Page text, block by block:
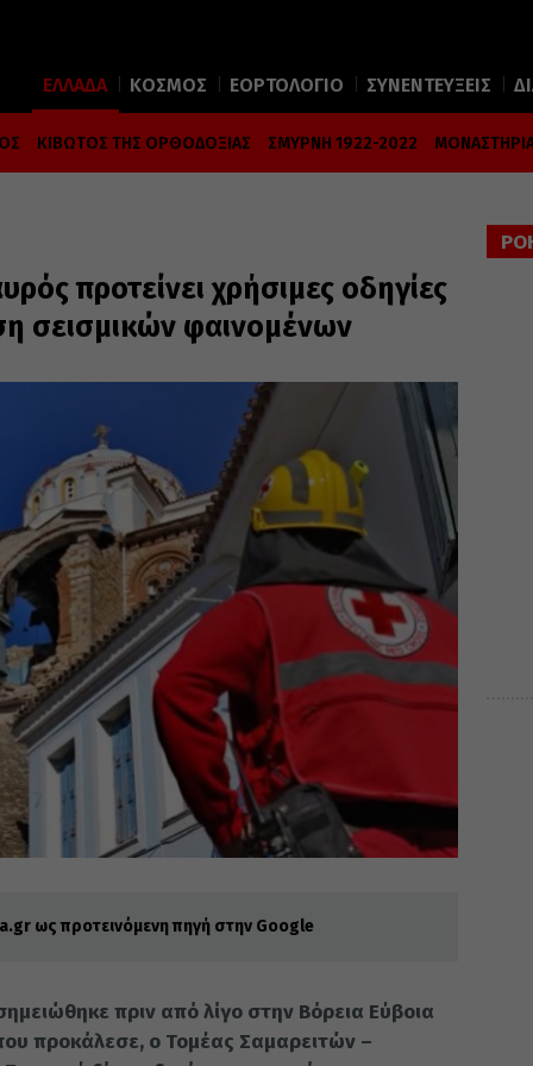
ΕΛΛΑΔΑ ΚΟΣΜΟΣ ΕΟΡΤΟΛΟΓΙΟ ΣΥΝΕΝΤΕΥΞΕΙΣ
ΚΙΒΩΤΟΣ ΤΗΣ ΟΡΘΟΔΟΞΙΑΣ ΣΜΥΡΝΗ 1922-2022
προτείνει χρήσιμες οδηγίες
σεισμικών φαινομένων
ως προτεινόμενη πηγή στην Google
πριν από λίγο στην Βόρεια Εύβοια
προκάλεσε, ο Τομέας Σαμαρειτών –